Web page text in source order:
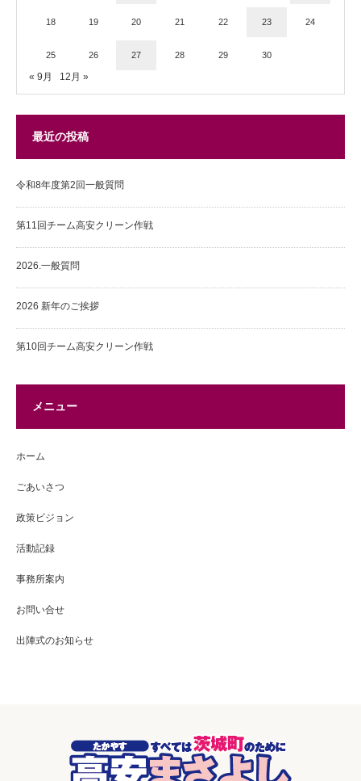
18 19 20 21 22 23 24
25 26 27 28 29 30
« 9月 12月 »
最近の投稿
令和8年度第2回一般質問
第11回チーム高安クリーン作戦
2026.一般質問
2026 新年のご挨拶
第10回チーム高安クリーン作戦
メニュー
ホーム
ごあいさつ
政策ビジョン
活動記録
事務所案内
お問い合せ
出陣式のお知らせ